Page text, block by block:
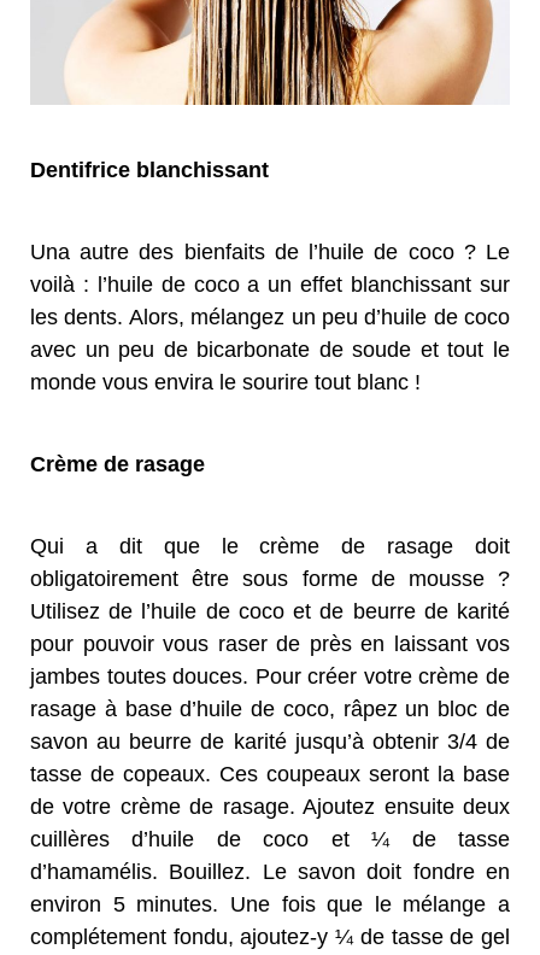
Dentifrice blanchissant
Una autre des bienfaits de l’huile de coco ? Le
voilà : l’huile de coco a un effet blanchissant sur
les dents. Alors, mélangez un peu d’huile de coco
avec un peu de bicarbonate de soude et tout le
monde vous envira le sourire tout blanc !
Crème de rasage
Qui a dit que le crème de rasage doit
obligatoirement être sous forme de mousse ?
Utilisez de l’huile de coco et de beurre de karité
pour pouvoir vous raser de près en laissant vos
jambes toutes douces. Pour créer votre crème de
rasage à base d’huile de coco, râpez un bloc de
savon au beurre de karité jusqu’à obtenir 3/4 de
tasse de copeaux. Ces coupeaux seront la base
de votre crème de rasage. Ajoutez ensuite deux
cuillères d’huile de coco et ¼ de tasse
d’hamamélis. Bouillez. Le savon doit fondre en
environ 5 minutes. Une fois que le mélange a
complétement fondu, ajoutez-y ¼ de tasse de gel